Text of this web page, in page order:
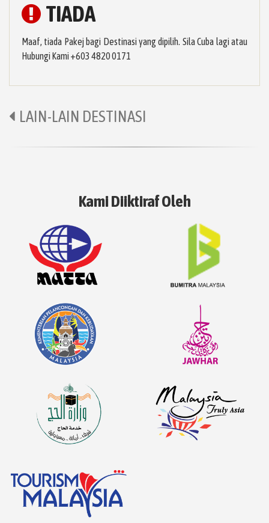
TIADA
Maaf, tiada Pakej bagi Destinasi yang dipilih. Sila Cuba lagi atau
Hubungi Kami +603 4820 0171
LAIN-LAIN DESTINASI
Kami Diiktiraf Oleh